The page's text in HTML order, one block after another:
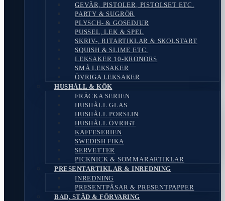
GEVÄR, PISTOLER, PISTOLSET ETC.
PARTY & SUGRÖR
PLYSCH- & GOSEDJUR
PUSSEL, LEK & SPEL
SKRIV-, RITARTIKLAR & SKOLSTART
SQUISH & SLIME ETC.
LEKSAKER 10-KRONORS
SMÅ LEKSAKER
ÖVRIGA LEKSAKER
HUSHÅLL & KÖK
FRÄCKA SERIEN
HUSHÅLL GLAS
HUSHÅLL PORSLIN
HUSHÅLL ÖVRIGT
KAFFESERIEN
SWEDISH FIKA
SERVETTER
PICKNICK & SOMMARARTIKLAR
PRESENTARTIKLAR & INREDNING
INREDNING
PRESENTPÅSAR & PRESENTPAPPER
BAD, STÄD & FÖRVARING